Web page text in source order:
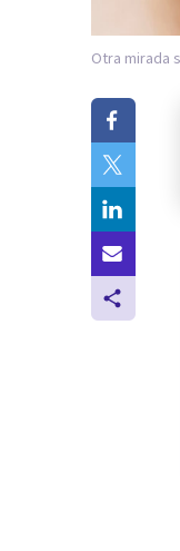
Otra mirada